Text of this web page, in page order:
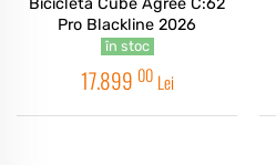
Bicicleta Cube Agree C:62
Pro Blackline 2026
în stoc
17.899 00 Lei